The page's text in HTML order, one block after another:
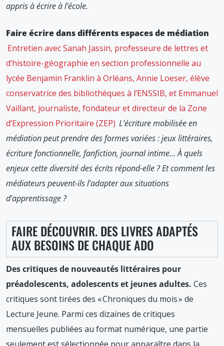
appris à écrire à l’école.
Faire écrire dans différents espaces de médiation
Entretien avec Sanah Jassin, professeure de lettres et
d’histoire-géographie en section professionnelle au
lycée Benjamin Franklin à Orléans, Annie Loeser, élève
conservatrice des bibliothèques à l’ENSSIB, et Emmanuel
Vaillant, journaliste, fondateur et directeur de la Zone
d’Expression Prioritaire (ZEP) L’écriture mobilisée en
médiation peut prendre des formes variées : jeux littéraires,
écriture fonctionnelle, fanfiction, journal intime… À quels
enjeux cette diversité des écrits répond-elle ? Et comment les
médiateurs peuvent-ils l’adapter aux situations
d’apprentissage ?
FAIRE DÉCOUVRIR. DES LIVRES ADAPTÉS
AUX BESOINS DE CHAQUE ADO
Des critiques de nouveautés littéraires pour
préadolescents, adolescents et jeunes adultes. Ces
critiques sont tirées des « Chroniques du mois » de
Lecture Jeune. Parmi ces dizaines de critiques
mensuelles publiées au format numérique, une partie